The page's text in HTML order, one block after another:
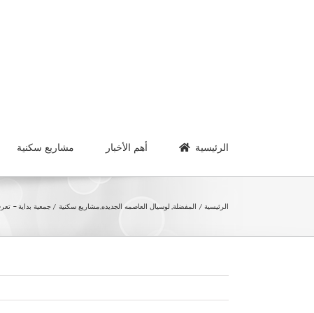
الرئيسية أهم الأخبار مشاريع سكنية
الرئيسية المفضلة لوسيال العاصمه الجديده مشاريع سكنية جمعية بداية –